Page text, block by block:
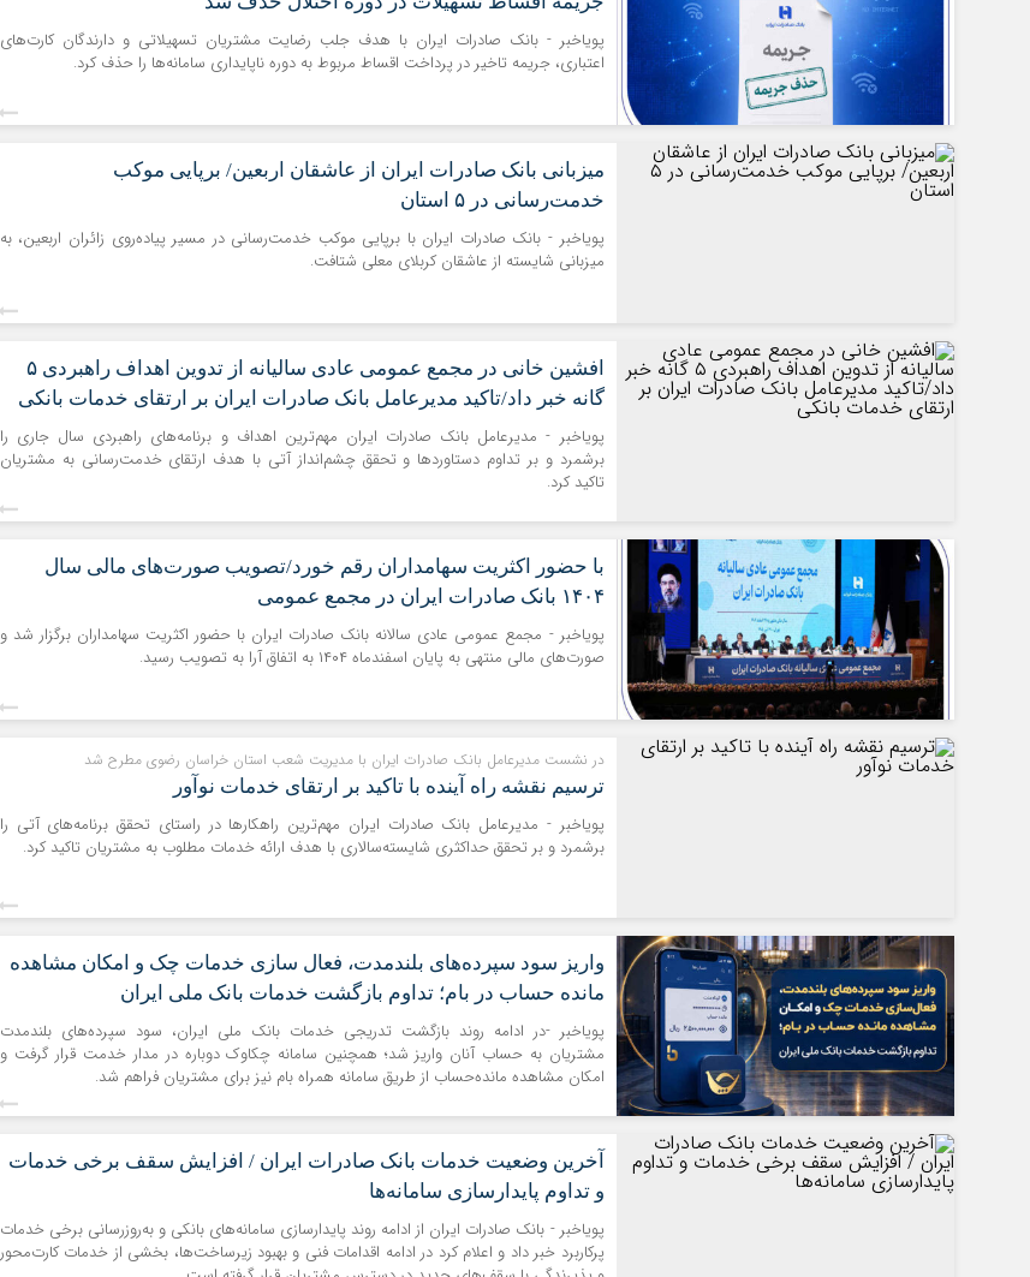
پویاخبر - بانک صادرات ایران با هدف جلب رضایت مشتریان تسهیلاتی و دارندگان کارت‌های
اعتباری، جریمه تاخیر در پرداخت اقساط مربوط به دوره ناپایداری سامانه‌ها را حذف کرد.
میزبانی بانک صادرات ایران از عاشقان اربعین/ برپایی موکب
خدمت‌رسانی در ۵ استان
پویاخبر - ​بانک صادرات ایران با برپایی موکب خدمت‌رسانی در مسیر پیاده‌روی زائران اربعین، به
میزبانی شایسته از عاشقان کربلای معلی شتافت.
​افشین خانی در مجمع عمومی عادی سالیانه از تدوین اهداف راهبردی ۵
گانه خبر داد​/تاکید مدیرعامل بانک صادرات ایران بر ارتقای خدمات بانکی​
پویاخبر - مدیرعامل بانک صادرات ایران مهم‌ترین اهداف و برنامه‌های راهبردی سال جاری را
برشمرد و بر تداوم دستاوردها و تحقق چشم‌انداز آتی با هدف ارتقای خدمت‌رسانی به مشتریان
تاکید کرد.
با حضور اکثریت سهامداران رقم خورد/تصویب صورت‌های مالی سال
۱۴۰۴ بانک صادرات ایران در مجمع عمومی
پویاخبر - مجمع عمومی عادی سالانه بانک صادرات ایران با حضور اکثریت سهامداران برگزار شد و
صورت‌های مالی منتهی به پایان اسفندماه ۱۴۰۴ به اتفاق آرا به تصویب رسید.
در نشست مدیرعامل بانک صادرات ایران با مدیریت شعب استان خراسان رضوی مطرح شد
ترسیم نقشه راه آینده با تاکید بر ارتقای خدمات نوآور
پویاخبر - ​مدیرعامل بانک صادرات ایران مهم‌ترین راهکارها در راستای تحقق برنامه‌های آتی را
برشمرد و بر تحقق حداکثری شایسته‌سالاری با هدف ارائه خدمات مطلوب به مشتریان تاکید کرد.
واریز سود سپرده‌های بلندمدت، فعال سازی خدمات چک و امکان مشاهده
مانده حساب در بام؛ تداوم بازگشت خدمات بانک ملی ایران
پویاخبر -در ادامه روند بازگشت تدریجی خدمات بانک ملی ایران، سود سپرده‌های بلندمدت
مشتریان به حساب آنان واریز شد؛ همچنین سامانه چکاوک دوباره در مدار خدمت قرار گرفت و
امکان مشاهده مانده‌حساب از طریق سامانه همراه بام نیز برای مشتریان فراهم شد.
آخرین وضعیت خدمات بانک صادرات ایران / افزایش سقف برخی خدمات
و تداوم پایدارسازی سامانه‌ها
پویاخبر - ​بانک صادرات ایران از ادامه روند پایدارسازی سامانه‌های بانکی و به‌روزرسانی برخی خدمات
پرکاربرد خبر داد و اعلام کرد در ادامه اقدامات فنی و بهبود زیرساخت‌ها، بخشی از خدمات کارت‌محور